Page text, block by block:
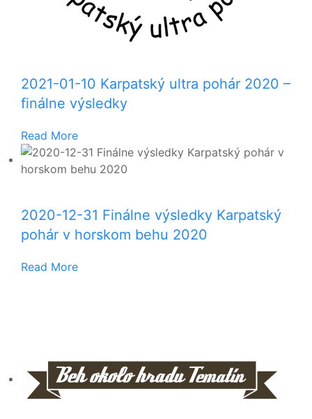
2021-01-10 Karpatský ultra pohár 2020 –
finálne výsledky
Read More
2020-12-31 Finálne výsledky Karpatský
pohár v horskom behu 2020
Read More